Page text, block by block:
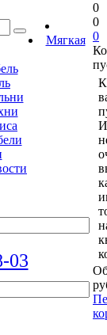
Мягкая
03
0
0
0